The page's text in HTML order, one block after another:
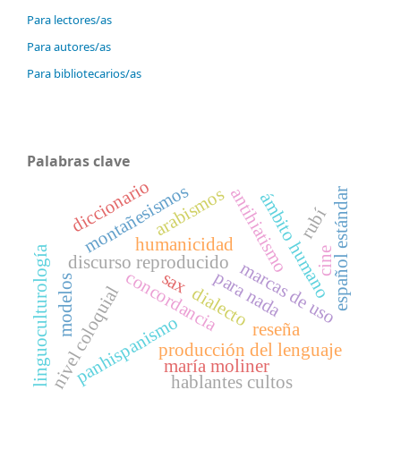
Para lectores/as
Para autores/as
Para bibliotecarios/as
Palabras clave
discurso reproducido
dialecto
concordanciapara nada
nivel coloquial marcas de uso
linguoculturología ámbito humano
humanicidad español estándar
panhispanismoproducción del lenguaje
montañesismos
maría moliner
arabismos
reseña
antihiatismo
modelos
diccionario
hablantes cultos
cine
sax
rubí